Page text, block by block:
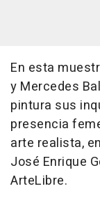
En esta
y Mercedes
pintura sus
presencia
arte realista,
José Enrique
ArteLibre.